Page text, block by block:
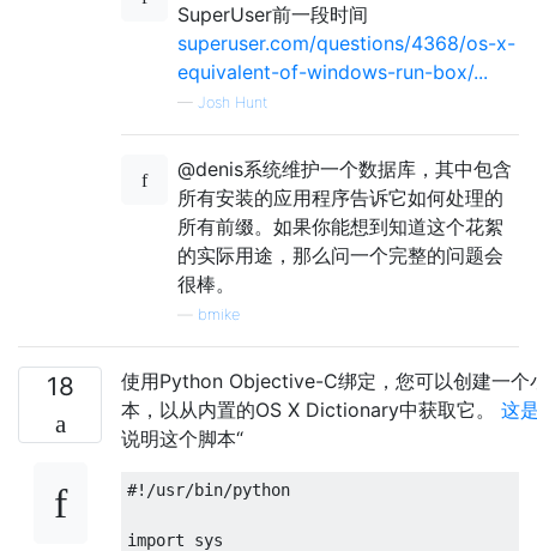
SuperUser前一段时间
superuser.com/questions/4368/os-x-
equivalent-of-windows-run-box/...
— Josh Hunt
@denis系统维护一个数据库，其中包含
所有安装的应用程序告诉它如何处理的
所有前缀。如果你能想到知道这个花絮
的实际用途，那么问一个完整的问题会
很棒。
bmike
18
使用Python Objective-C绑定，您可以创建一
本，以从内置的OS X Dictionary中获取它。 这
说明这个脚本“
#!/usr/bin/python
import sys